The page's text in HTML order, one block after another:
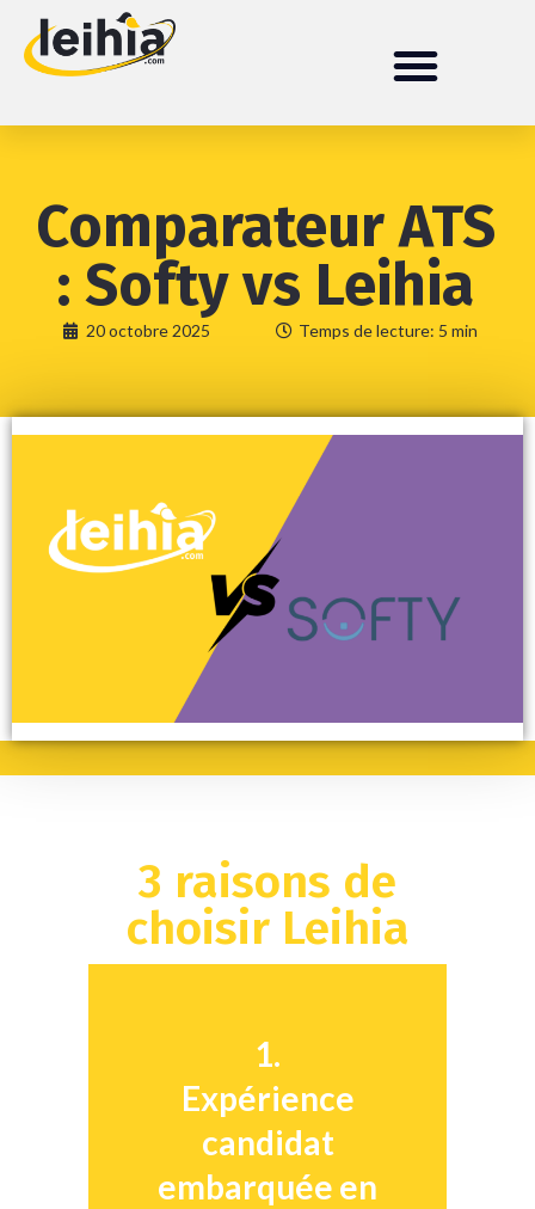
Comparateur ATS
: Softy vs Leihia
20 octobre 2025 Temps de lecture: 5 min
3 raisons de
choisir Leihia
1.
Expérience
candidat
embarquée en